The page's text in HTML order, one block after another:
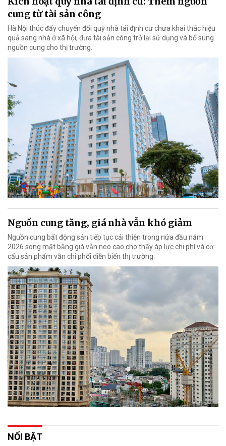
cung từ tài sản công
Hà Nội thúc đẩy chuyển đổi quỹ nhà tái định cư chưa khai thác hiệu
quả sang nhà ở xã hội, đưa tài sản công trở lại sử dụng và bổ sung
nguồn cung cho thị trường.
Nguồn cung tăng, giá nhà vẫn khó giảm
Nguồn cung bất động sản tiếp tục cải thiện trong nửa đầu năm
2026 song mặt bằng giá vẫn neo cao cho thấy áp lực chi phí và cơ
cấu sản phẩm vẫn chi phối diễn biến thị trường.
NỔI BẬT